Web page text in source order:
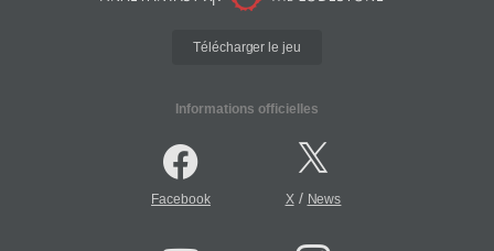
Télécharger le jeu
Informations officielles
Facebook X/ News